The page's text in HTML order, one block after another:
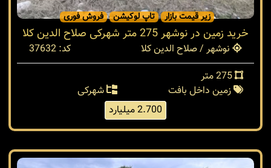
زیر قیمت بازار تاپ لوکیشن فروش فوری
خرید زمین در نوشهر 275 متر شهرکی صلاح الدین کلا
نوشهر / صلاح الدین کلا
کد: 37632
زمین داخل بافت
شهرکی
2.700 میلیارد